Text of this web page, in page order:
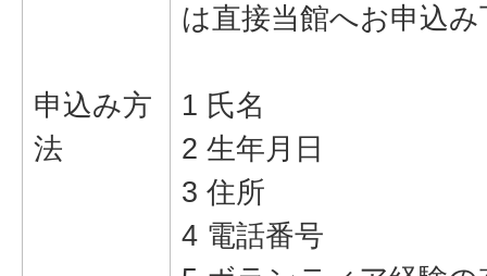
申込み方
法
は直接当館へお申込
1 氏名
2 生年月日
3 住所
4 電話番号